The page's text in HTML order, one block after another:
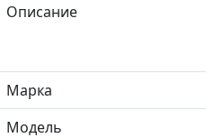
Описание
Марка
Модель